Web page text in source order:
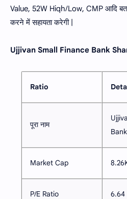
Value, 52W Hiqh/Low, CMP आदि
करने में सहायता करेगी |
Ujjivan Small Finance Bank
Ratio
पूरा नाम
Market Cap
P/E Ratio 6.64